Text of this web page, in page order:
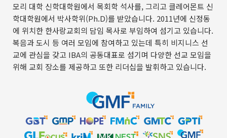
모리 대학 신학대학원에서 목회학 석사를, 그리고 클레어몬트 신
학대학원에서 박사학위(Ph.D)를 받았습니다. 2011년에 신정동
에 위치한 한사랑교회의 담임 목사로 부임하여 섬기고 있습니다.
복음과 도시 등 여러 모임에 참여하고 있는데 특히 비지니스 선
교에 관심을 갖고 IBA의 공동대표로 섬기며 다양한 선교 모임을
위해 교회 장소를 제공하고 또한 리더십을 발휘하고 있습니다.